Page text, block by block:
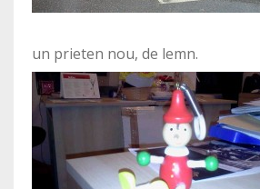
un prieten nou, de lemn.